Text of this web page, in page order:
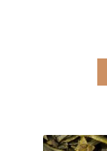
Coffrets
Coffrets